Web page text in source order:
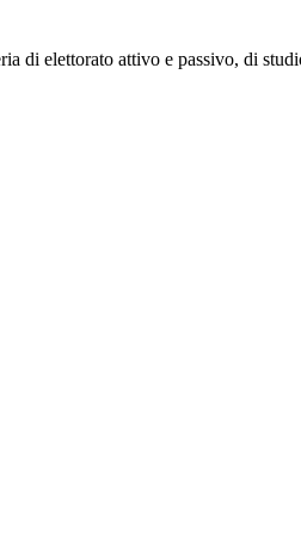
di elettorato attivo e passivo, di